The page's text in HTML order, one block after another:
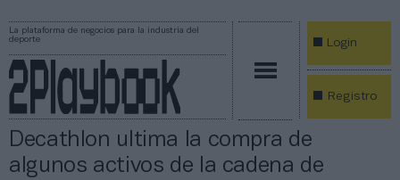
La plataforma de negocios para la industria del
deporte
Login
Registro
Decathlon ultima la compra de
algunos activos de la cadena de